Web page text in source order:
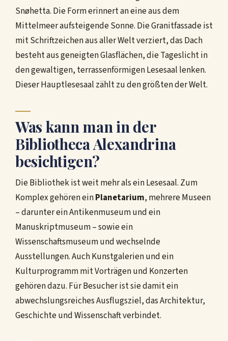
Snøhetta. Die Form erinnert an eine aus dem
Mittelmeer aufsteigende Sonne. Die Granitfassade ist
mit Schriftzeichen aus aller Welt verziert, das Dach
besteht aus geneigten Glasflächen, die Tageslicht in
den gewaltigen, terrassenförmigen Lesesaal lenken.
Dieser Hauptlesesaal zählt zu den größten der Welt.
Was kann man in der
Bibliotheca Alexandrina
besichtigen?
Die Bibliothek ist weit mehr als ein Lesesaal. Zum
Komplex gehören einPlanetarium, mehrere Museen
– darunter ein Antikenmuseum und ein
Manuskriptmuseum – sowie ein
Wissenschaftsmuseum und wechselnde
Ausstellungen. Auch Kunstgalerien und ein
Kulturprogramm mit Vorträgen und Konzerten
gehören dazu. Für Besucher ist sie damit ein
abwechslungsreiches Ausflugsziel, das Architektur,
Geschichte und Wissenschaft verbindet.